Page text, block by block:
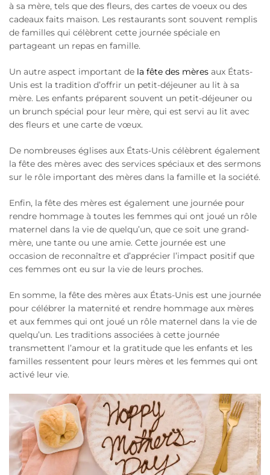
à sa mère, tels que des fleurs, des cartes de voeux ou des
cadeaux faits maison. Les restaurants sont souvent remplis
de familles qui célèbrent cette journée spéciale en
partageant un repas en famille.
Un autre aspect important de la fête des mères aux États-
Unis est la tradition d’offrir un petit-déjeuner au lit à sa
mère. Les enfants préparent souvent un petit-déjeuner ou
un brunch spécial pour leur mère, qui est servi au lit avec
des fleurs et une carte de vœux.
De nombreuses églises aux États-Unis célèbrent également
la fête des mères avec des services spéciaux et des sermons
sur le rôle important des mères dans la famille et la société.
Enfin, la fête des mères est également une journée pour
rendre hommage à toutes les femmes qui ont joué un rôle
maternel dans la vie de quelqu’un, que ce soit une grand-
mère, une tante ou une amie. Cette journée est une
occasion de reconnaître et d’apprécier l’impact positif que
ces femmes ont eu sur la vie de leurs proches.
En somme, la fête des mères aux États-Unis est une journée
pour célébrer la maternité et rendre hommage aux mères
et aux femmes qui ont joué un rôle maternel dans la vie de
quelqu’un. Les traditions associées à cette journée
transmettent l’amour et la gratitude que les enfants et les
familles ressentent pour leurs mères et les femmes qui ont
activé leur vie.